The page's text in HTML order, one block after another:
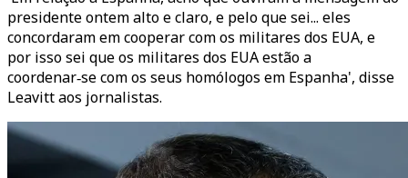
presidente ontem alto e claro, e pelo que sei... eles
concordaram em cooperar com os militares dos EUA, e
por isso sei que os militares dos EUA estão a
coordenar‑se com os seus homólogos em Espanha', disse
Leavitt aos jornalistas.